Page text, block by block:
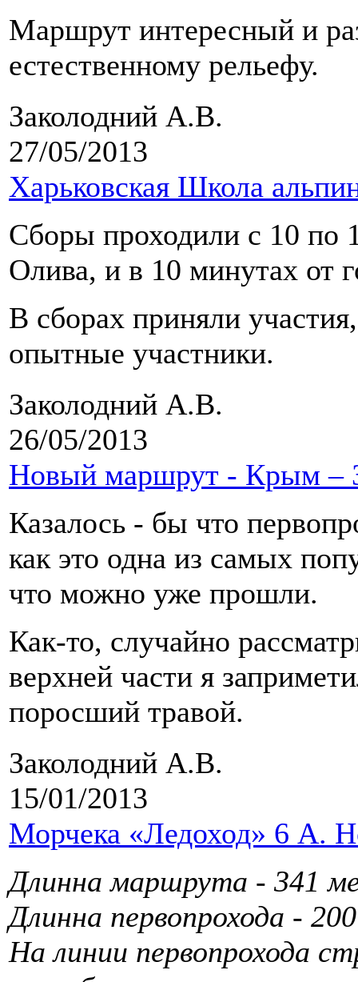
Маршрут интересный и
естественному рельефу.
Заколодний А.В.
27/05/2013
Харьковская Школа
Сборы проходили с 10 по
Олива, и в 10 минутах от
В сборах приняли
опытные участники.
Заколодний А.В.
26/05/2013
Новый маршрут - Крым –
Казалось - бы что
как это одна из самых
что можно уже прошли.
Как-то, случайно
верхней части я
поросший травой.
Заколодний А.В.
15/01/2013
Морчека «Ледоход» 6 А.
Длинна маршрута - 341
Длинна первопрохода -
На линии первопрохода